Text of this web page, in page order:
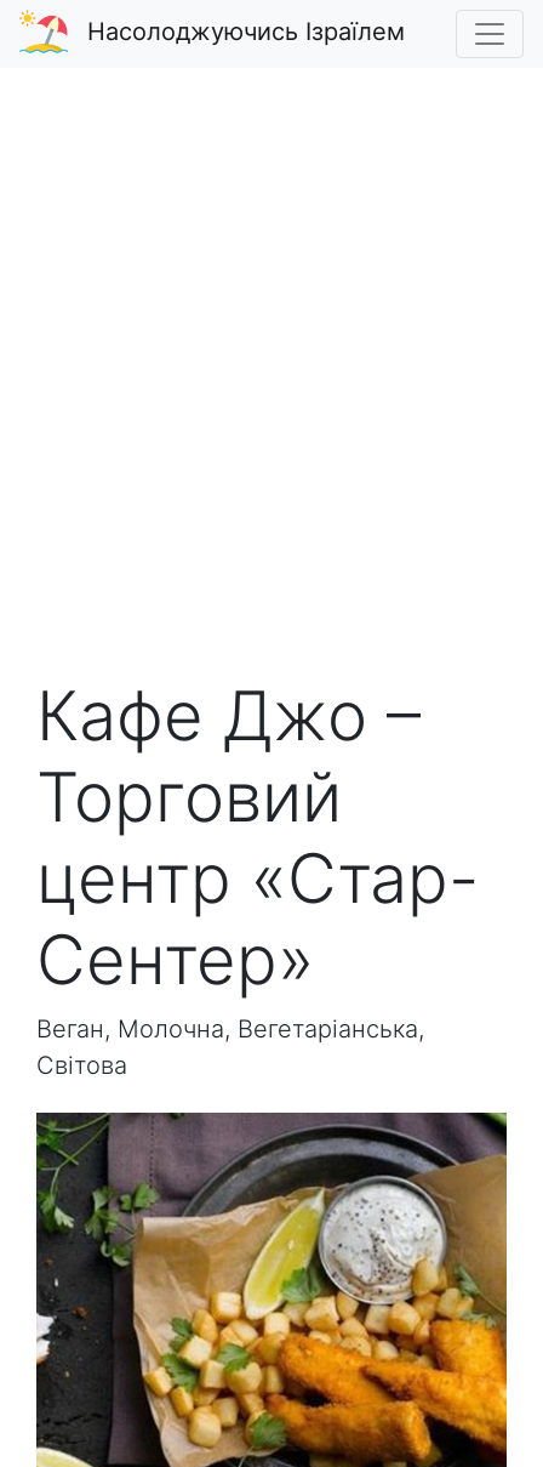
Насолоджуючись Ізраїлем
Кафе Джо –
Торговий
центр «Стар-
Сентер»
Веган, Молочна, Вегетаріанська,
Світова